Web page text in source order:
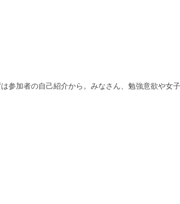
は参加者の自己紹介から。みなさん、勉強意欲や女